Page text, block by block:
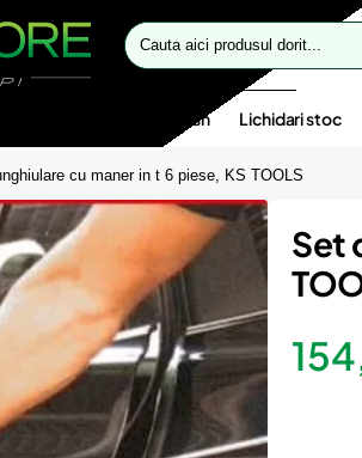
Cauta
aici
Oferte flash Lichidari stoc
cu maner in t 6 piese, KS TOOLS
Set